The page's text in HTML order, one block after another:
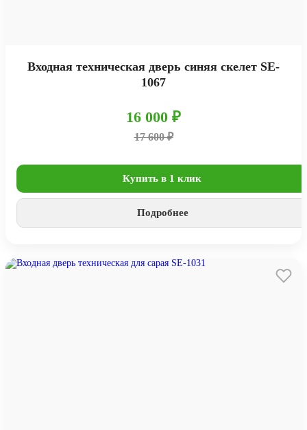
Входная техническая дверь синяя скелет SE-
1067
16 000 ₽
17 600 ₽
Купить в 1 клик
Подробнее